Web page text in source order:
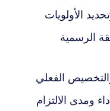
الأولويات
الرسمية
والتخصيص الفعلي
ومدى الالتزام